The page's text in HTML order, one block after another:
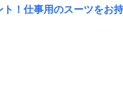
！仕事用のスーツをお